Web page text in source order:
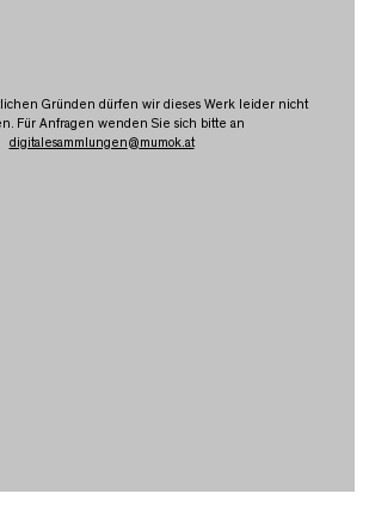
Gründen dürfen wir dieses Werk leider nicht
Für Anfragen wenden Sie sich bitte an
digitalesammlungen@mumok.at